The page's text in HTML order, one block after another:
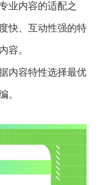
业内容的适配之
快、互动性强的特
容。
内容特性选择最优
。